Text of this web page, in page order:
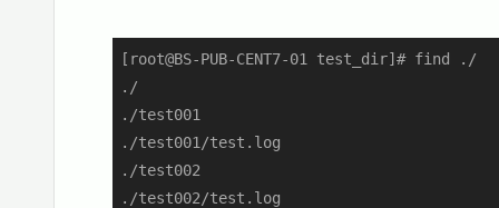
[root@BS-PUB-CENT7-01 test_dir]# find ./
./
./test001
./test001/test.log
./test002
./test002/test.log